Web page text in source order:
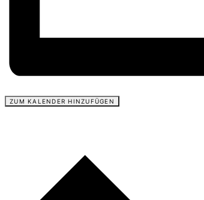
ZUM KALENDER HINZUFÜGEN